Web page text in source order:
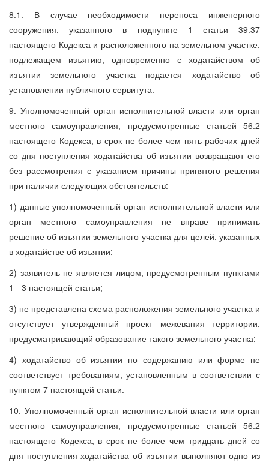
8.1. В случае необходимости переноса инженерного
сооружения, указанного в подпункте 1 статьи 39.37
настоящего Кодекса и расположенного на земельном участке,
подлежащем изъятию, одновременно с ходатайством об
изъятии земельного участка подается ходатайство об
установлении публичного сервитута.
9. Уполномоченный орган исполнительной власти или орган
местного самоуправления, предусмотренные статьей 56.2
настоящего Кодекса, в срок не более чем пять рабочих дней
со дня поступления ходатайства об изъятии возвращают его
без рассмотрения с указанием причины принятого решения
при наличии следующих обстоятельств:
1) данные уполномоченный орган исполнительной власти или
орган местного самоуправления не вправе принимать
решение об изъятии земельного участка для целей, указанных
в ходатайстве об изъятии;
2) заявитель не является лицом, предусмотренным пунктами
1 - 3 настоящей статьи;
3) не представлена схема расположения земельного участка и
отсутствует утвержденный проект межевания территории,
предусматривающий образование такого земельного участка;
4) ходатайство об изъятии по содержанию или форме не
соответствует требованиям, установленным в соответствии с
пунктом 7 настоящей статьи.
10. Уполномоченный орган исполнительной власти или орган
местного самоуправления, предусмотренные статьей 56.2
настоящего Кодекса, в срок не более чем тридцать дней со
дня поступления ходатайства об изъятии выполняют одно из